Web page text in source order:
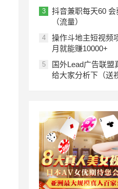
3
抖音兼职每天60
（流量）
4
操作斗地主短视频
月就能赚10000+
5
国外Lead广告联盟
给大家分析下（送